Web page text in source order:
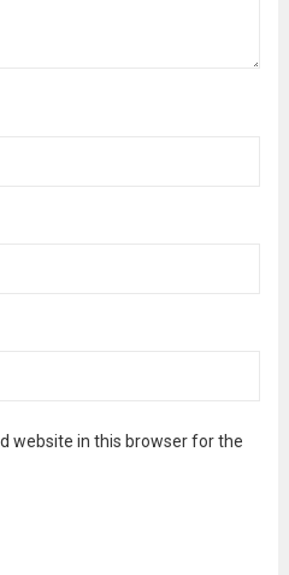
website in this browser for the